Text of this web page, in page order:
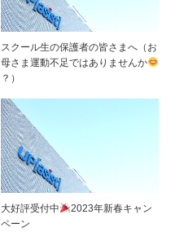
スクール生の保護者の皆さまへ（お
母さま運動不足ではありませんか
？）
大好評受付中
2023年新春キャン
ペーン